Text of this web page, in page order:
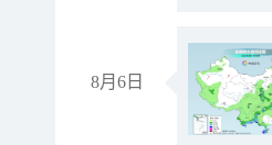
8月6日